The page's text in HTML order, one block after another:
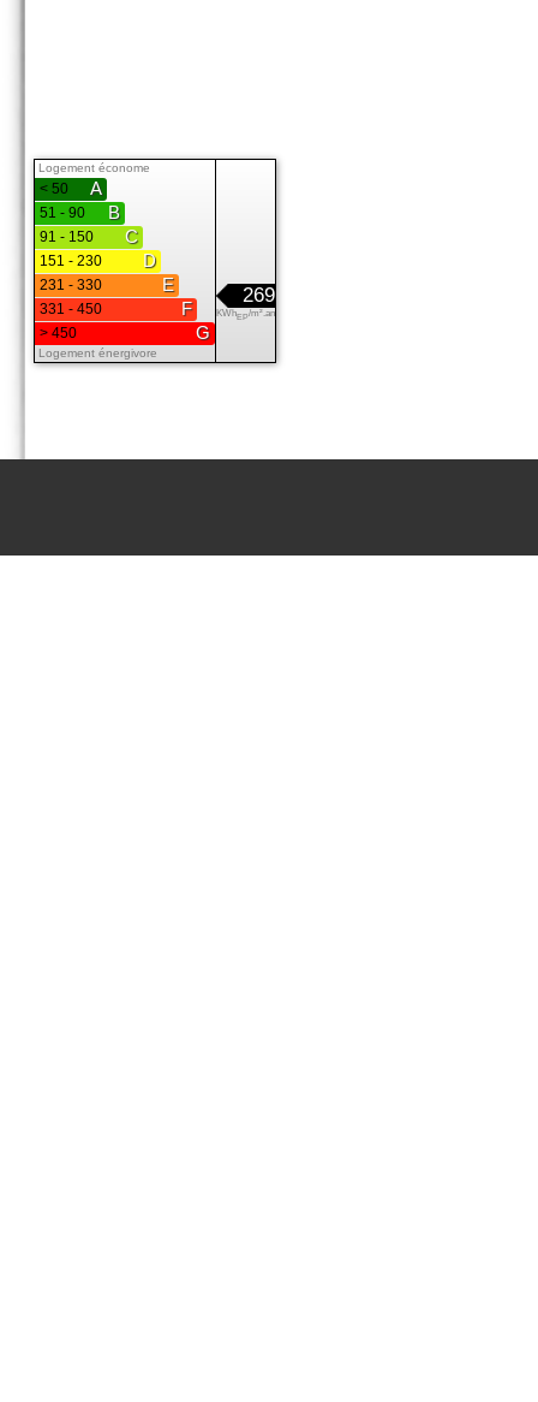
Logement économe
< 50 A
51 - 90 B
91 - 150 C
151 - 230 D
231 - 330 E
331 - 450 F
> 450 G
Logement énergivore
269
KWhEP/m².an